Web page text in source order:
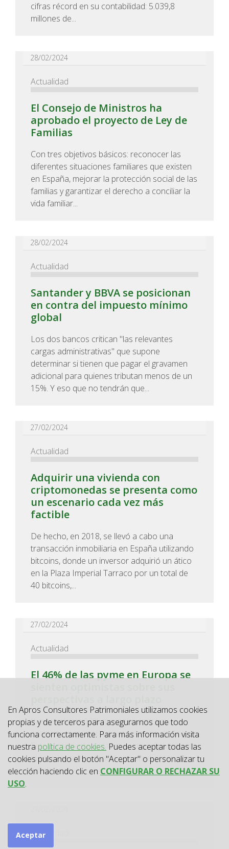
cifras récord en su contabilidad: 5.039,8
millones de...
28/02/2024
Actualidad
El Consejo de Ministros ha
aprobado el proyecto de Ley de
Familias
Con tres objetivos básicos: reconocer las
diferentes situaciones familiares que existen
en España, mejorar la protección social de las
familias y garantizar el derecho a conciliar la
vida familiar...
28/02/2024
Actualidad
Santander y BBVA se posicionan
en contra del impuesto mínimo
global
Los dos bancos critican "las relevantes
cargas administrativas" que supone
determinar si tienen que pagar el gravamen
adicional para quienes tributan menos de un
15%. Y eso que no tendrán que...
27/02/2024
Actualidad
Adquirir una vivienda con
criptomonedas se presenta como
un escenario cada vez más
factible
De hecho, en 2018, se llevó a cabo una
transacción inmobiliaria en España utilizando
bitcoins, donde un inversor adquirió un ático
en la Plaza Imperial Tarraco por un total de
40 bitcoins,...
27/02/2024
Actualidad
El 46% de las pyme en Europa se
Incluyendo un 13% que se muestra muy
optimista, según el reciente estudio de Acquis.
Este sentimiento positivo, aunque ligeramente
menor en comparación con años anteriores,
refleja una...
Actualidad
En Apros Consultores Patrimoniales utilizamos cookies
propias y de terceros para asegurarnos que todo
funciona correctamente. Para más información visita
nuestra política de cookies. Puedes aceptar todas las
cookies pulsando el botón "Aceptar" o personalizar tu
elección haciendo clic en CONFIGURAR O RECHAZAR SU
USO.
Aceptar